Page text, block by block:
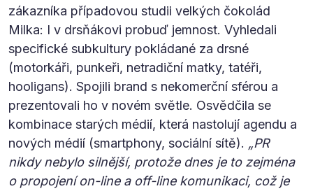
zákazníka případovou studii velkých čokolád
Milka: I v drsňákovi probuď jemnost. Vyhledali
specifické subkultury pokládané za drsné
(motorkáři, punkeři, netradiční matky, tatéři,
hooligans). Spojili brand s nekomerční sférou a
prezentovali ho v novém světle. Osvědčila se
kombinace starých médií, která nastolují agendu a
nových médií (smartphony, sociální sítě). „PR
nikdy nebylo silnější, protože dnes je to zejména
o propojení on-line a off-line komunikaci, což je